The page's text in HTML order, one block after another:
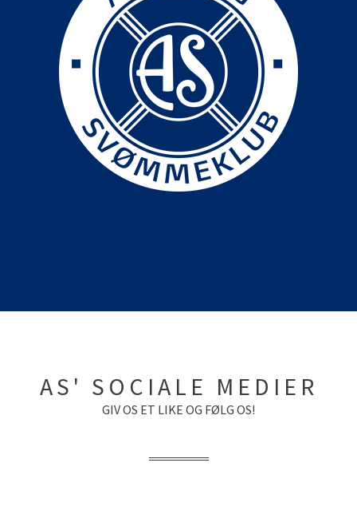
AS' SOCIALE MEDIER
GIV OS ET LIKE OG FØLG OS!